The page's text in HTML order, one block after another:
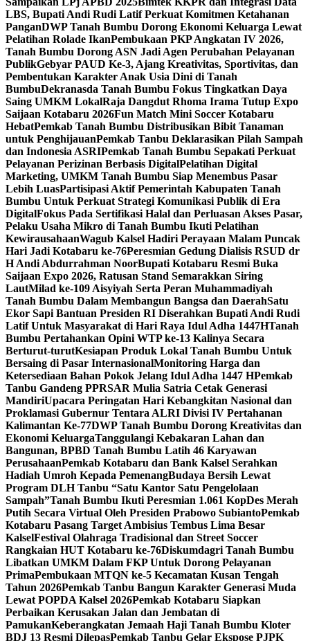
LBS, Bupati Andi Rudi Latif Perkuat Komitmen Ketahanan
PanganDWP Tanah Bumbu Dorong Ekonomi Keluarga Lewat
Pelatihan Rolade IkanPembukaan PKP Angkatan IV 2026,
Tanah Bumbu Dorong ASN Jadi Agen Perubahan Pelayanan
PublikGebyar PAUD Ke-3, Ajang Kreativitas, Sportivitas, dan
Pembentukan Karakter Anak Usia Dini di Tanah
BumbuDekranasda Tanah Bumbu Fokus Tingkatkan Daya
Saing UMKM LokalRaja Dangdut Rhoma Irama Tutup Expo
Saijaan Kotabaru 2026Fun Match Mini Soccer Kotabaru
HebatPemkab Tanah Bumbu Distribusikan Bibit Tanaman
untuk PenghijauanPemkab Tanbu Deklarasikan Pilah Sampah
dan Indonesia ASRIPemkab Tanah Bumbu Sepakati Perkuat
Pelayanan Perizinan Berbasis DigitalPelatihan Digital
Marketing, UMKM Tanah Bumbu Siap Menembus Pasar
Lebih LuasPartisipasi Aktif Pemerintah Kabupaten Tanah
Bumbu Untuk Perkuat Strategi Komunikasi Publik di Era
DigitalFokus Pada Sertifikasi Halal dan Perluasan Akses Pasar,
Pelaku Usaha Mikro di Tanah Bumbu Ikuti Pelatihan
KewirausahaanWagub Kalsel Hadiri Perayaan Malam Puncak
Hari Jadi Kotabaru ke-76Peresmian Gedung Dialisis RSUD dr
H Andi Abdurrahman NoorBupati Kotabaru Resmi Buka
Saijaan Expo 2026, Ratusan Stand Semarakkan Siring
LautMilad ke-109 Aisyiyah Serta Peran Muhammadiyah
Tanah Bumbu Dalam Membangun Bangsa dan DaerahSatu
Ekor Sapi Bantuan Presiden RI Diserahkan Bupati Andi Rudi
Latif Untuk Masyarakat di Hari Raya Idul Adha 1447HTanah
Bumbu Pertahankan Opini WTP ke-13 Kalinya Secara
Berturut-turutKesiapan Produk Lokal Tanah Bumbu Untuk
Bersaing di Pasar InternasionalMonitoring Harga dan
Ketersediaan Bahan Pokok Jelang Idul Adha 1447 HPemkab
Tanbu Gandeng PPRSAR Mulia Satria Cetak Generasi
MandiriUpacara Peringatan Hari Kebangkitan Nasional dan
Proklamasi Gubernur Tentara ALRI Divisi IV Pertahanan
Kalimantan Ke-77DWP Tanah Bumbu Dorong Kreativitas dan
Ekonomi KeluargaTanggulangi Kebakaran Lahan dan
Bangunan, BPBD Tanah Bumbu Latih 46 Karyawan
PerusahaanPemkab Kotabaru dan Bank Kalsel Serahkan
Hadiah Umroh Kepada PemenangBudaya Bersih Lewat
Program DLH Tanbu “Satu Kantor Satu Pengelolaan
Sampah”Tanah Bumbu Ikuti Peresmian 1.061 KopDes Merah
Putih Secara Virtual Oleh Presiden Prabowo SubiantoPemkab
Kotabaru Pasang Target Ambisius Tembus Lima Besar
KalselFestival Olahraga Tradisional dan Street Soccer
Rangkaian HUT Kotabaru ke-76Diskumdagri Tanah Bumbu
Libatkan UMKM Dalam FKP Untuk Dorong Pelayanan
PrimaPembukaan MTQN ke-5 Kecamatan Kusan Tengah
Tahun 2026Pemkab Tanbu Bangun Karakter Generasi Muda
Lewat POPDA Kalsel 2026Pemkab Kotabaru Siapkan
Perbaikan Kerusakan Jalan dan Jembatan di
PamukanKeberangkatan Jemaah Haji Tanah Bumbu Kloter
BDJ 13 Resmi DilepasPemkab Tanbu Gelar Ekspose PJPK